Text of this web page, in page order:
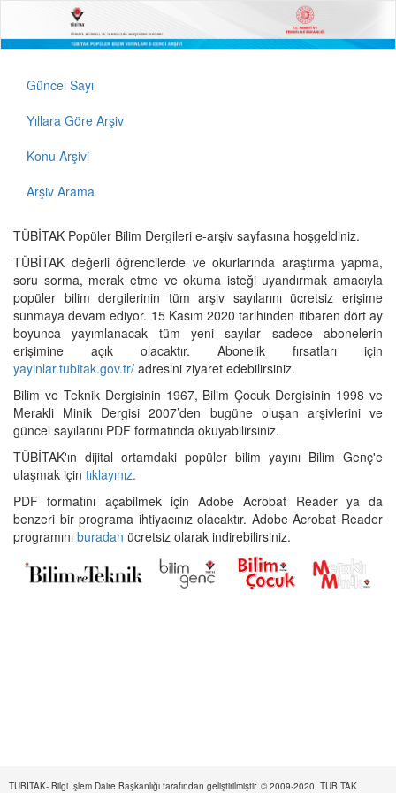
Güncel Sayı
Yıllara Göre Arşiv
Konu Arşivi
Arşiv Arama
TÜBİTAK Popüler Bilim Dergileri e-arşiv sayfasına hoşgeldiniz.
TÜBİTAK değerli öğrencilerde ve okurlarında araştırma yapma,
soru sorma, merak etme ve okuma isteği uyandırmak amacıyla
popüler bilim dergilerinin tüm arşiv sayılarını ücretsiz erişime
sunmaya devam ediyor. 15 Kasım 2020 tarihinden itibaren dört ay
boyunca yayımlanacak tüm yeni sayılar sadece abonelerin
erişimine açık olacaktır. Abonelik fırsatları için
yayinlar.tubitak.gov.tr/ adresini ziyaret edebilirsiniz.
Bilim ve Teknik Dergisinin 1967, Bilim Çocuk Dergisinin 1998 ve
Merakli Minik Dergisi 2007’den bugüne oluşan arşivlerini ve
güncel sayılarını PDF formatında okuyabilirsiniz.
TÜBİTAK'ın dijital ortamdaki popüler bilim yayını Bilim Genç'e
ulaşmak için tıklayınız.
PDF formatını açabilmek için Adobe Acrobat Reader ya da
benzeri bir programa ihtiyacınız olacaktır. Adobe Acrobat Reader
programını buradan ücretsiz olarak indirebilirsiniz.
TÜBİTAK- Bilgi İşlem Daire Başkanlığı tarafından geliştirilmiştir. © 2009-2020, TÜBİTAK